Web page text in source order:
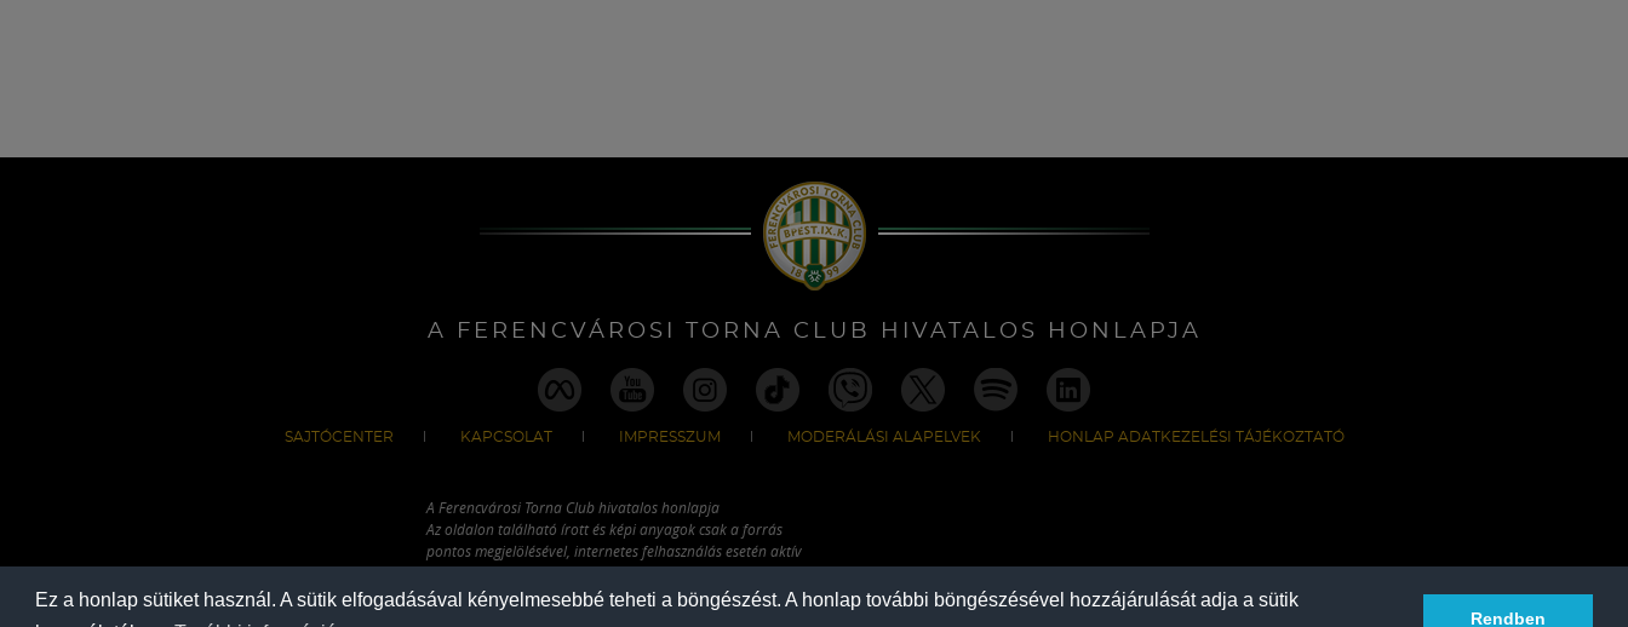
Ez a honlap sütiket használ. A sütik elfogadásával kényelmesebbé teheti a böngészést. A honlap további böngészésével hozzájárulását adja a sütik
Rendben
A FERENCVÁROSI TORNA CLUB HIVATALOS HONLAPJA
SAJTÓCENTER KAPCSOLAT IMPRESSZUM MODERÁLÁSI ALAPELVEK HONLAP ADATKEZELÉSI TÁJÉKOZTATÓ
A Ferencvárosi Torna Club hivatalos honlapja
Az oldalon található írott és képi anyagok csak a forrás
pontos megjelölésével, internetes felhasználás esetén aktív
hivatkozással használhatóak fel.